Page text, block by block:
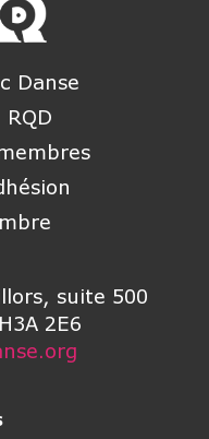
Danse
suite 500
2E6